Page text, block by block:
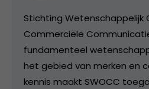
Stichting Wetenschappelijk
Commerciële
fundamenteel
het gebied van merken en
kennis maakt SWOCC